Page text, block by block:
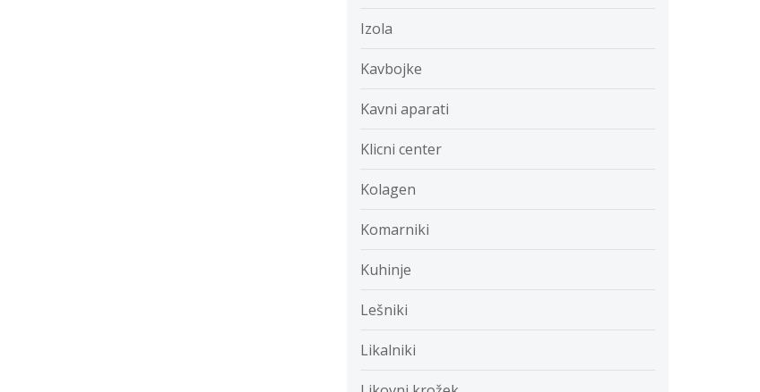
Izola
Kavbojke
Kavni aparati
Klicni center
Kolagen
Komarniki
Kuhinje
Lešniki
Likalniki